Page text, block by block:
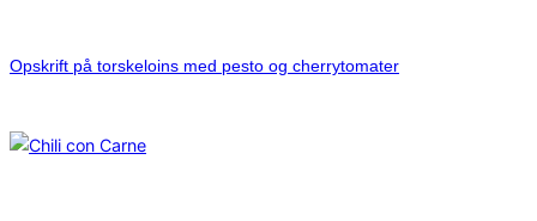
Opskrift på torskeloins med pesto og cherrytomater